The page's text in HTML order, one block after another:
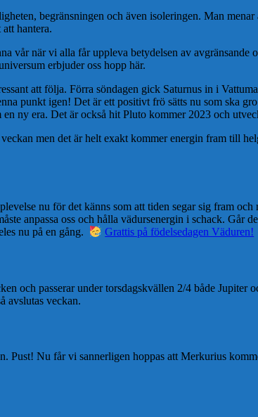
begränsningen och även isoleringen. Man
hantera.
vår när vi alla får uppleva betydelsen av
erbjuder oss hopp här.
att följa. Förra söndagen gick Saturnus in i
punkt igen! Det är ett positivt frö sätts nu som ska
ny era. Det är också hit Pluto kommer 2023 och
men det är helt exakt kommer energin fram till
nu för det känns som att tiden segar sig fram
anpassa oss och hålla vädursenergin i schack. Går
nu på en gång.
Grattis på födelsedagen Väduren!
och passerar under torsdagskvällen 2/4 både Jupiter
avslutas veckan.
Pust! Nu får vi sannerligen hoppas att Merkurius